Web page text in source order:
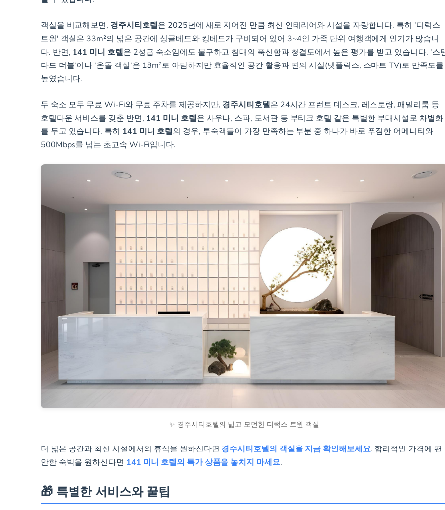
객실을 비교해보면, 경주시티호텔은 2025년에 새로 지어진 만큼 최신 인테리어와 시설을 자랑합니다. 특히 '디럭스
트윈' 객실은 33m²의 넓은 공간에 싱글베드와 킹베드가 구비되어 있어 3~4인 가족 단위 여행객에게 인기가 많습니
다. 반면, 141 미니 호텔은 2성급 숙소임에도 불구하고 침대의 푹신함과 청결도에서 높은 평가를 받고 있습니다. '스
다드 더블'이나 '온돌 객실'은 18m²로 아담하지만 효율적인 공간 활용과 편의 시설(넷플릭스, 스마트 TV)로 만족도를
높였습니다.
두 숙소 모두 무료 Wi-Fi와 무료 주차를 제공하지만, 경주시티호텔은 24시간 프런트 데스크, 레스토랑, 패밀리룸 등
호텔다운 서비스를 갖춘 반면, 141 미니 호텔은 사우나, 스파, 도서관 등 부티크 호텔 같은 특별한 부대시설로 차별화
를 두고 있습니다. 특히 141 미니 호텔의 경우, 투숙객들이 가장 만족하는 부분 중 하나가 바로 푸짐한 어메니티와
500Mbps를 넘는 초고속 Wi-Fi입니다.
✨ 경주시티호텔의 넓고 모던한 디럭스 트윈 객실
더 넓은 공간과 최신 시설에서의 휴식을 원하신다면 경주시티호텔의 객실을 지금 확인해보세요. 합리적인 가격에 편
안한 숙박을 원하신다면 141 미니 호텔의 특가 상품을 놓치지 마세요.
🎁 특별한 서비스와 꿀팁